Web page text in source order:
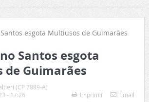
Santos esgota
de Guimarães
(CP 7889-A)
- 17:26 Imprimir Email